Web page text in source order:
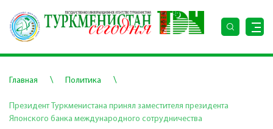
Главная \ Политика \
Президент Туркменистана принял заместителя президента
Японского банка международного сотрудничества